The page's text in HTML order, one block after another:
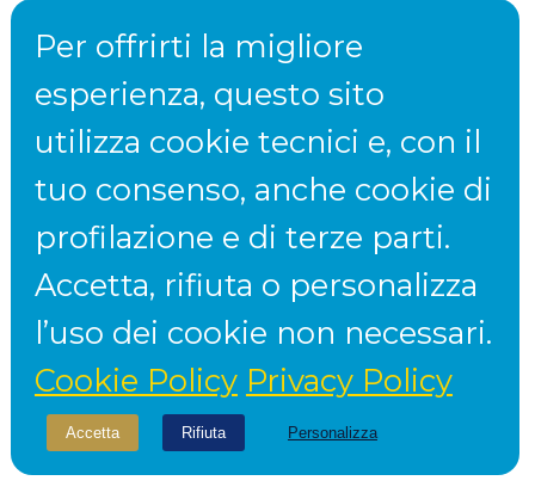
Per offrirti la migliore
esperienza, questo sito
utilizza cookie tecnici e, con il
tuo consenso, anche cookie di
profilazione e di terze parti.
Accetta, rifiuta o personalizza
l’uso dei cookie non necessari.
Cookie Policy Privacy Policy
Accetta Rifiuta Personalizza